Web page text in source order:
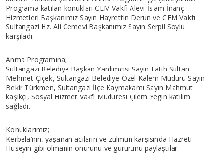
Programa katılan konukları CEM Vakfı Alevi İslam İnanç
Hizmetleri Başkanımız Sayın Hayrettin Derun ve CEM Vakfı
Sultangazi Hz. Ali Cemevi Başkanımız Sayın Serpil Soylu
karşıladı.
Anma Programına;
Sultangazi Belediye Başkan Yardımcısı Sayın Fatih Sultan
Mehmet Çiçek, Sultangazi Belediye Özel Kalem Müdürü Sayın
Bekir Türkmen, Sultangazi İlçe Kaymakamı Sayın Mahmut
kaşıkçı, Sosyal Hizmet Vakfı Müdüresi Çilem Yegin katılım
sağladı.
Konuklarımız;
Kerbela’nın, yaşanan acıların ve zulmün karşısında Hazreti
Hüseyin gibi olmanın onurunu ve gururunu paylaştılar.